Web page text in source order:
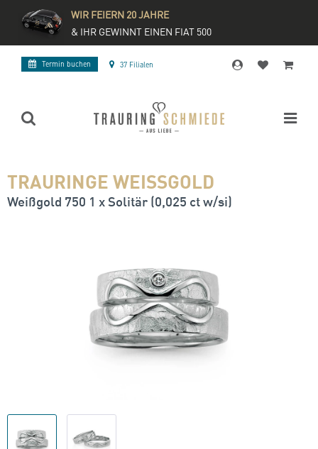
WIR FEIERN 20 JAHRE
& IHR GEWINNT EINEN FIAT 500
Termin buchen 37 Filialen
TRAURINGE WEISSGOLD
Weißgold 750 1 x Solitär (0,025 ct w/si)